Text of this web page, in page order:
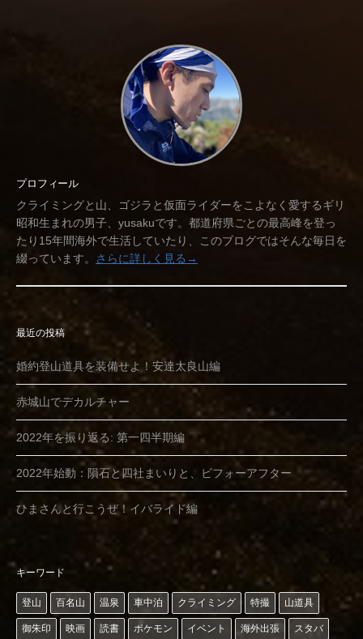
プロフィール
クライミングと山、ゴジラと仮面ライダーをこよなく愛するギリ
昭和生まれの男子、yusakuです。都道府県ごとの最高峰を登っ
たり15年間海外で生活していたり、このブログではそんな毎日を
綴っています。
さらに詳しく見る→
最近の投稿
婚約登山道具を装備せよ！安達太良山編
赤城山でデカルチャー
2022年を振り返る: 第一四半期編
2022年始動：隕石と四社まいりと、ビフォーアフター
ひまさんと行こうぜ！イバライド編
キーワード
登山 百名山 温泉 車中泊 クライミング 特撮 山道具
御朱印 映画 読書 ポケモン イベント 海外出張 スタバ